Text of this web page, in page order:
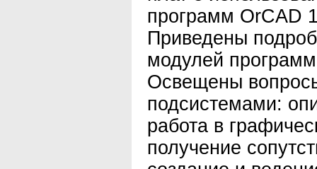
программ OrCAD
Приведены
модулей
Освещены
подсистемами:
работа в
получение